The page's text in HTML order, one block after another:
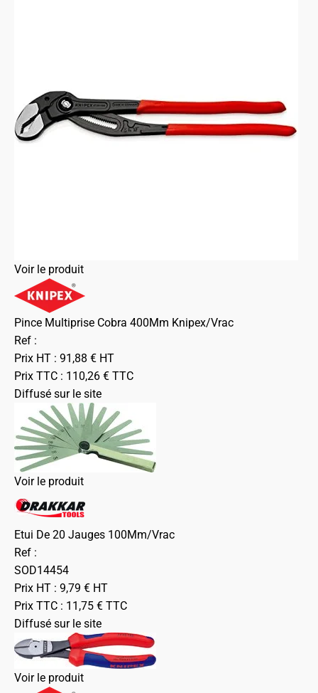
Voir le produit
Pince Multiprise Cobra 400Mm Knipex/Vrac
Ref :
Prix HT : 91,88 € HT
Prix TTC : 110,26 € TTC
Diffusé sur le site
Voir le produit
Etui De 20 Jauges 100Mm/Vrac
Ref :
SOD14454
Prix HT : 9,79 € HT
Prix TTC : 11,75 € TTC
Diffusé sur le site
Voir le produit